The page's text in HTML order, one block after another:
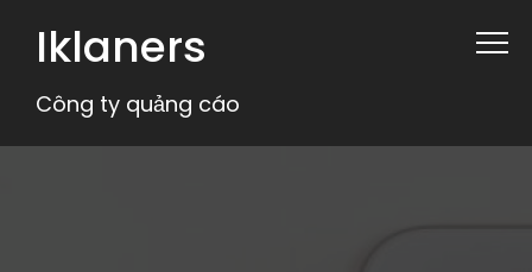
Iklaners
Công ty quảng cáo